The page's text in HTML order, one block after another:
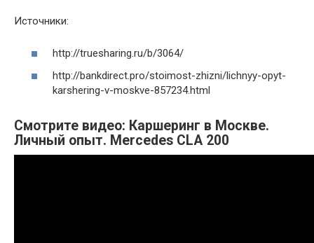
Источники:
http://truesharing.ru/b/3064/
http://bankdirect.pro/stoimost-zhizni/lichnyy-opyt-
karshering-v-moskve-857234.html
Смотрите видео: Каршеринг в Москве.
Личный опыт. Mercedes CLA 200